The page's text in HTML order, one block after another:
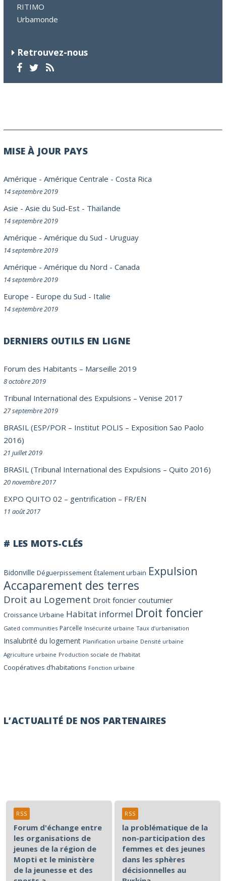
RITIMO
Urbamonde
Retrouvez-nous
MISE À JOUR PAYS
Amérique - Amérique Centrale - Costa Rica
14 septembre 2019
Asie - Asie du Sud-Est - Thaïlande
14 septembre 2019
Amérique - Amérique du Sud - Uruguay
14 septembre 2019
Amérique - Amérique du Nord - Canada
14 septembre 2019
Europe - Europe du Sud - Italie
14 septembre 2019
DERNIERS OUTILS EN LIGNE
Forum des Habitants – Marseille 2019
8 octobre 2019
Tribunal International des Expulsions – Venise 2017
27 septembre 2019
BRASIL (ESP/POR – Institut POLIS – Exposition Sao Paolo
2016)
21 juillet 2019
BRASIL (Tribunal International des Expulsions – Quito 2016)
20 novembre 2017
EXPO QUITO 02 – gentrification – FR/EN
11 août 2017
# LES MOTS-CLÉS
Bidonville Déguerpissement Étalement urbain Expulsion
Accaparement des terres
Droit au Logement Droit foncier coutumier
Croissance Urbaine Habitat informel Droit foncier
Gated communities Parcelle Insécurité urbaine Taux d’urbanisation
Insalubrité du logement Planification urbaine Densité urbaine
Agriculture urbaine Production sociale de l’habitat
Coopératives d’habitations Fonction urbaine
L’ACTUALITÉ DE NOS PARTENAIRES
Forum d'échange entre
les organisations de
jeunes de la région de
Mopti et le ministère
de la jeunesse et des
RSS
la problématique de la
non-participation des
femmes et des jeunes
dans les sphères
décisionnelles au
RSS